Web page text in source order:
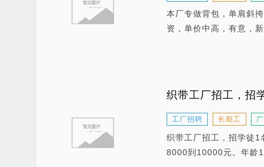
本厂专做背包，单肩斜
资，单价中高，有意，新
织带工厂招工，招
工厂招聘 长期工
织带工厂招工，招学徒1
8000到10000元。年龄